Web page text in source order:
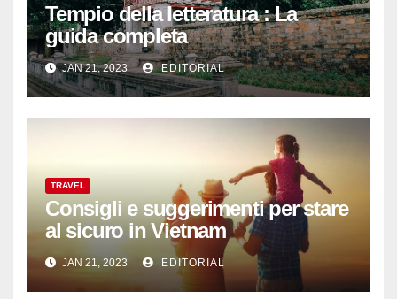
Tempio della letteratura : La
guida completa
JAN 21, 2023 EDITORIAL
TRAVEL
Consigli e suggerimenti per stare
al sicuro in Vietnam
JAN 21, 2023 EDITORIAL